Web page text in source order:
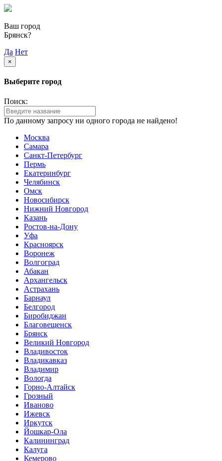
Ваш город
Брянск?
Да Нет
×
Выберите город
Поиск:
По данному запросу ни одного города не найдено!
Москва
Самара
Санкт-Петербург
Пермь
Екатеринбург
Челябинск
Омск
Новосибирск
Нижний Новгород
Казань
Ростов-на-Дону
Уфа
Красноярск
Воронеж
Волгоград
Абакан
Архангельск
Астрахань
Барнаул
Белгород
Биробиджан
Благовещенск
Брянск
Великий Новгород
Владивосток
Владикавказ
Владимир
Вологда
Горно-Алтайск
Грозный
Иваново
Ижевск
Иркутск
Йошкар-Ола
Калининград
Калуга
Кемерово